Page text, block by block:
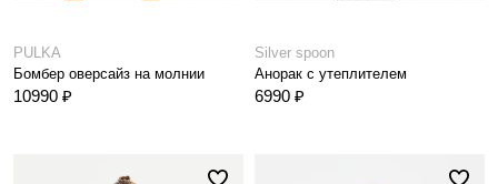
PULKA
Бомбер оверсайз на молнии
10990 ₽
Silver spoon
Анорак с утеплителем
6990 ₽